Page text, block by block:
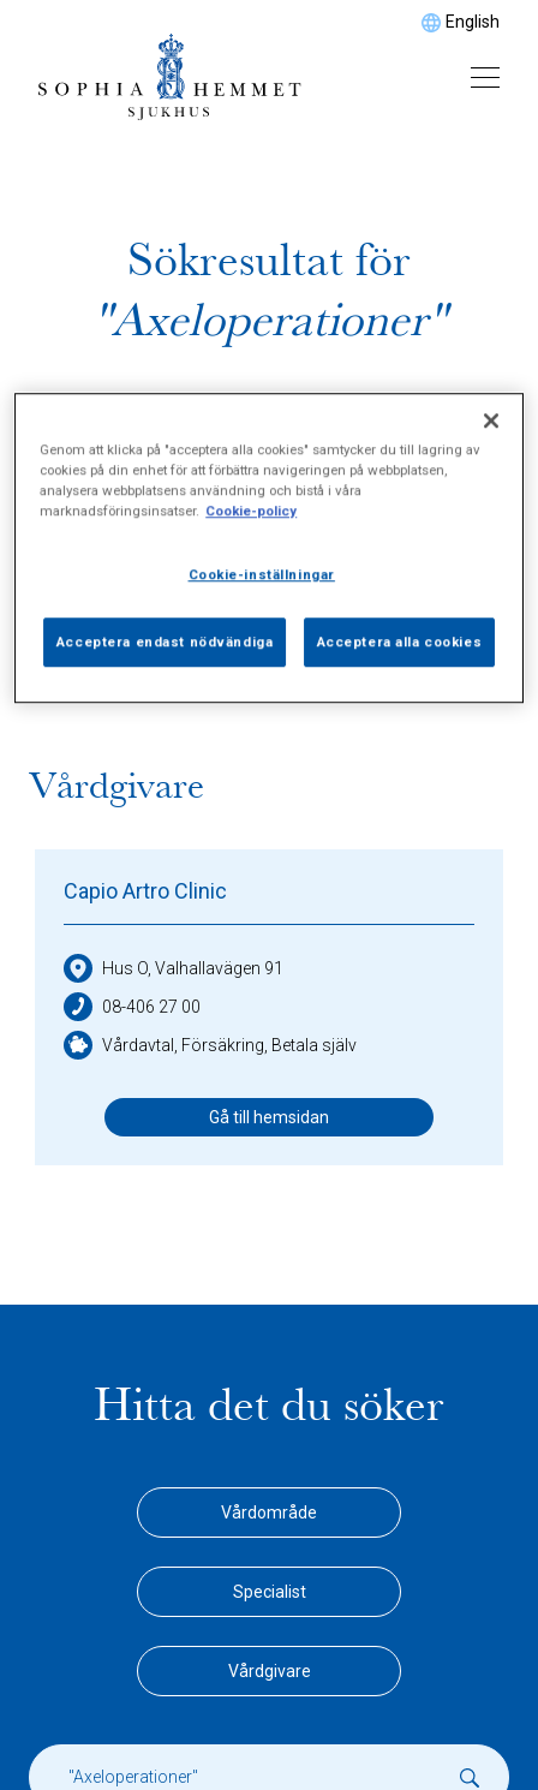
English
Sökresultat för
"Axeloperationer"
Sidor (0) Press (0) Sophianytt (0)
Vårdgivare
Capio Artro Clinic
Hus O, Valhallavägen 91
08-406 27 00
Vårdavtal, Försäkring, Betala själv
Gå till hemsidan
Hitta det du söker
Vårdområde
Specialist
Vårdgivare
Genom att klicka på "acceptera alla cookies" samtycker du till lagring av
cookies på din enhet för att förbättra navigeringen på webbplatsen,
analysera webbplatsens användning och bistå i våra
marknadsföringsinsatser. Cookie-policy
Cookie-inställningar
Acceptera endast nödvändiga Acceptera alla cookies